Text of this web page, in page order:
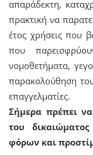
απαράδεκτη,
πρακτική να
έτος χρήσεις που
που
νομοθετήματα,
παρακολούθηση
επαγγελματίες.
Σήμερα πρέπει
του
φόρων και